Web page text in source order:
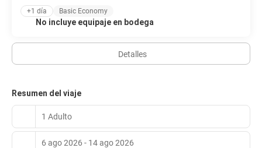
+1 día
Basic Economy
No incluye equipaje en bodega
Detalles
Resumen del viaje
1 Adulto
6 ago 2026 - 14 ago 2026